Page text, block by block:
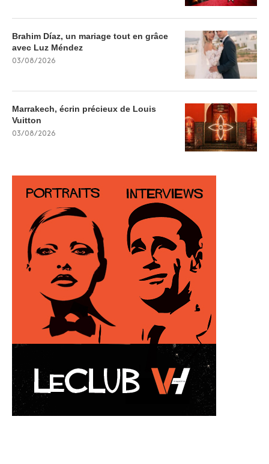
Brahim Díaz, un mariage tout en grâce
avec Luz Méndez
03/08/2026
Marrakech, écrin précieux de Louis
Vuitton
03/08/2026